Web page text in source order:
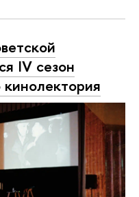
IV сезон